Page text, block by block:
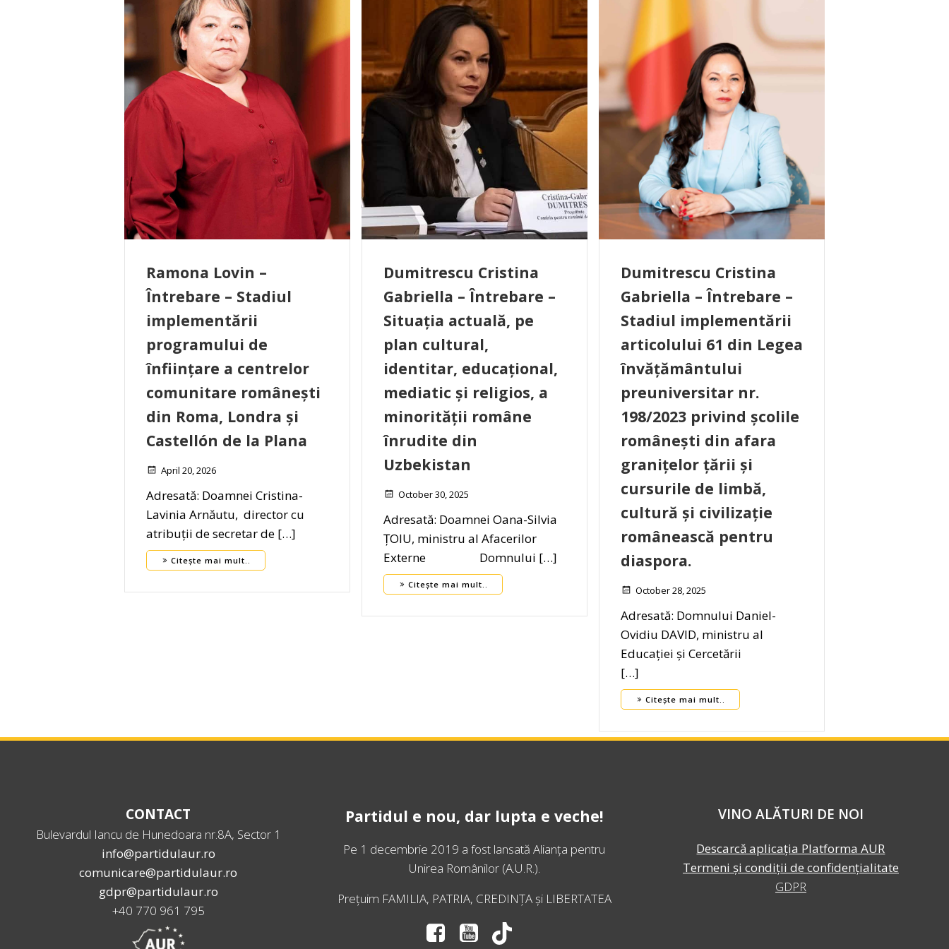
Ramona Lovin –
Întrebare – Stadiul
implementării
programului de
înființare a centrelor
comunitare românești
din Roma, Londra și
Castellón de la Plana
April 20, 2026
Adresată: Doamnei Cristina-
Lavinia Arnăutu, director cu
atribuții de secretar de […]
Citește mai mult..
Dumitrescu Cristina
Gabriella – Întrebare –
Situația actuală, pe
plan cultural,
identitar, educațional,
mediatic și religios, a
minorității române
înrudite din
Uzbekistan
October 30, 2025
Adresată: Doamnei Oana-Silvia
ȚOIU, ministru al Afacerilor
Externe Domnului […]
Citește mai mult..
Dumitrescu Cristina
Gabriella – Întrebare –
Stadiul implementării
articolului 61 din Legea
învățământului
preuniversitar nr.
198/2023 privind școlile
românești din afara
granițelor țării și
cursurile de limbă,
cultură și civilizație
românească pentru
diaspora.
October 28, 2025
Adresată: Domnului Daniel-
Ovidiu DAVID, ministru al
Educației și Cercetării
[…]
Citește mai mult..
CONTACT
Bulevardul Iancu de Hunedoara nr.8A, Sector 1
info@partidulaur.ro
comunicare@partidulaur.ro
gdpr@partidulaur.ro
+40 770 961 795
Partidul e nou, dar lupta e veche!
Pe 1 decembrie 2019 a fost lansatăAlianța pentru
Unirea Românilor(A.U.R.).
Prețuim FAMILIA, PATRIA, CREDINȚA și LIBERTATEA
VINO ALĂTURI DE NOI
Descarcă aplicația Platforma AUR
Termeni și condiții de confidențialitate
GDPR